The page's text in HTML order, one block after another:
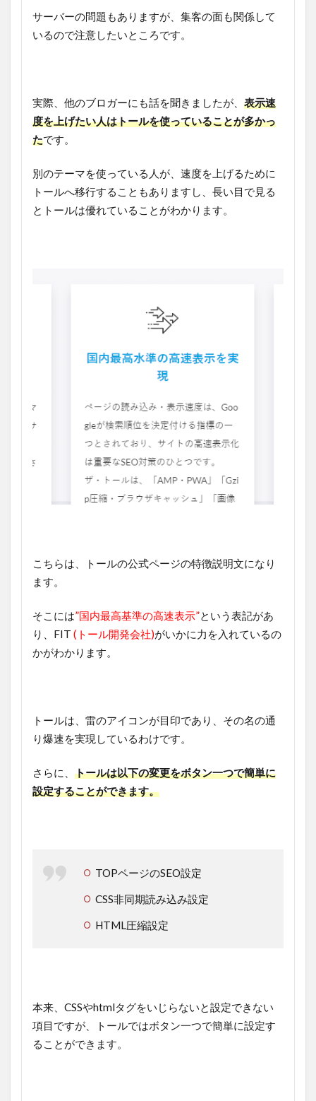
サーバーの問題もありますが、集客の面も関係して
いるので注意したいところです。
実際、他のブロガーにも話を聞きましたが、 表示速
度を上げたい人はトールを使っていることが多かっ
たです。
別のテーマを使っている人が、速度を上げるために
トールへ移行することもありますし、長い目で見る
とトールは優れていることがわかります。
こちらは、トールの公式ページの特徴説明文になり
ます。
そこには”国内最高基準の高速表示”という表記があ
り、FIT (トール開発会社)がいかに力を入れているの
かがわかります。
トールは、雷のアイコンが目印であり、その名の通
り爆速を実現しているわけです。
さらに、 トールは以下の変更をボタン一つで簡単に
設定することができます。
TOPページのSEO設定
CSS非同期読み込み設定
HTML圧縮設定
本来、CSSやhtmlタグをいじらないと設定できない
項目ですが、トールではボタン一つで簡単に設定す
ることができます。